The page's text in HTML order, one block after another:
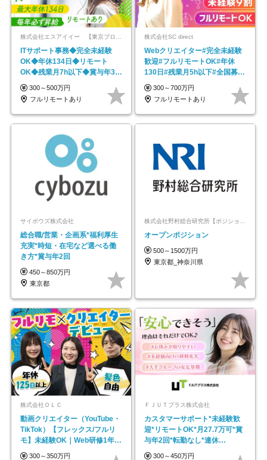
ITサポート事務◆完全未経験
OK◆年休134日◆リモート
OK◆残業月7h以下◆賞与年3回
◆5年目まで必ず昇給
300～500万円
フルリモートあり
株式会社SC direct
Webクリエイター#完全未経験
歓迎#フルリモートOK#年休
130日#残業月5h以下#全国募集
#最大1年の研修
300～700万円
フルリモートあり
サイボウズ株式会社
総合職/営業・企画系*福利厚生
充実*時短・在宅など選べる働
き方*賞与年2回
450～850万円
東京都
オープンポジション
500～1500万円
東京都_神奈川県
株式会社ＯＬＣ
動画クリエイター（YouTube・
TikTok）【フレックス/フルリ
モ】未経験OK｜Web研修1年間
｜副業OK
300～350万円
ＦＪＵＴプラス株式会社
カスタマーサポート*未経験歓
迎*リモートOK*月27.7万可*賞
与年2回*転勤なし*連休
OK/ZE010232
300～450万円